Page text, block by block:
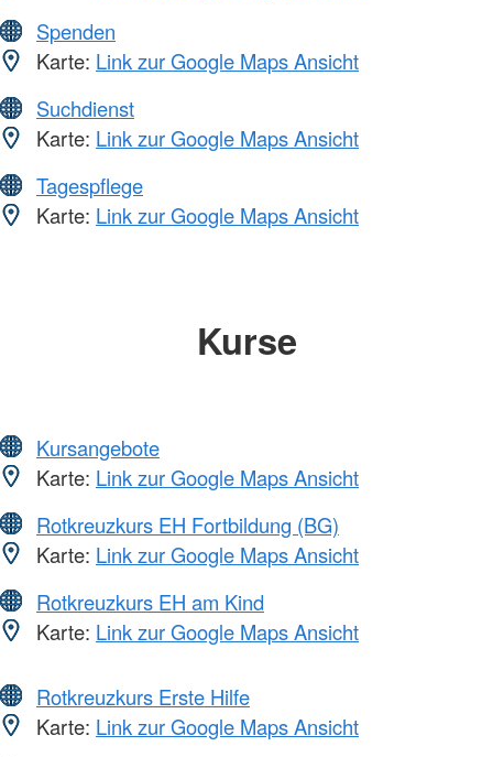
Spenden
Karte: Link zur Google Maps Ansicht
Suchdienst
Karte: Link zur Google Maps Ansicht
Tagespflege
Karte: Link zur Google Maps Ansicht
Kurse
Kursangebote
Karte: Link zur Google Maps Ansicht
Rotkreuzkurs EH Fortbildung (BG)
Karte: Link zur Google Maps Ansicht
Rotkreuzkurs EH am Kind
Karte: Link zur Google Maps Ansicht
Rotkreuzkurs Erste Hilfe
Karte: Link zur Google Maps Ansicht